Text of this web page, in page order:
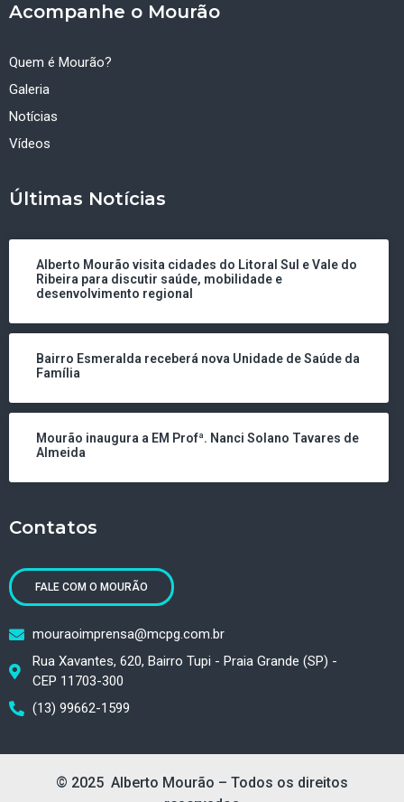
Acompanhe o Mourão
Quem é Mourão?
Galeria
Notícias
Vídeos
Últimas Notícias
Alberto Mourão visita cidades do Litoral Sul e Vale do
Ribeira para discutir saúde, mobilidade e
desenvolvimento regional
Bairro Esmeralda receberá nova Unidade de Saúde da
Família
Mourão inaugura a EM Profª. Nanci Solano Tavares de
Almeida
Contatos
FALE COM O MOURÃO
mouraoimprensa@mcpg.com.br
Rua Xavantes, 620, Bairro Tupi - Praia Grande (SP) -
CEP 11703-300
(13) 99662-1599
© 2025 Alberto Mourão – Todos os direitos